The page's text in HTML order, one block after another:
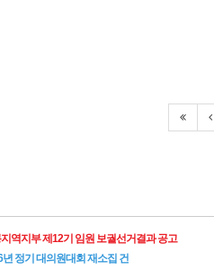
역지부 제12기 임원 보궐선거결과 공고
정기 대의원대회 재소집 건